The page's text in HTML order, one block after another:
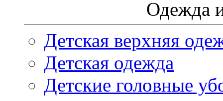
Одежда
Детская верхняя
Детская одежда
Детские головные